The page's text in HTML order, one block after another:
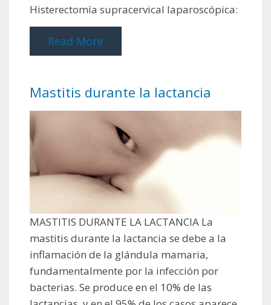
Histerectomía supracervical laparoscópica:
Read More
Mastitis durante la lactancia
MASTITIS DURANTE LA LACTANCIA La
mastitis durante la lactancia se debe a la
inflamación de la glándula mamaria,
fundamentalmente por la infección por
bacterias. Se produce en el 10% de las